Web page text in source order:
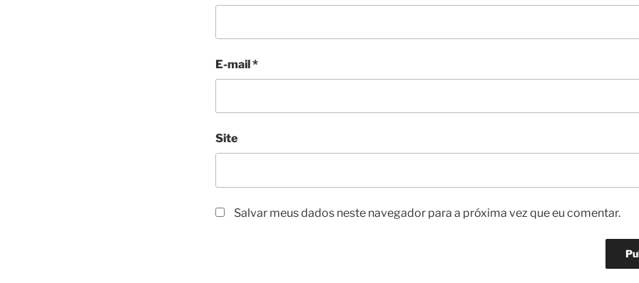
E-mail*
Site
Salvar meus dados neste navegador para a próxima vez que eu comentar.